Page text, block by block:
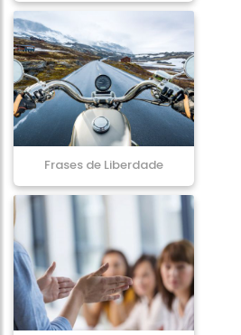
Frases de Liberdade